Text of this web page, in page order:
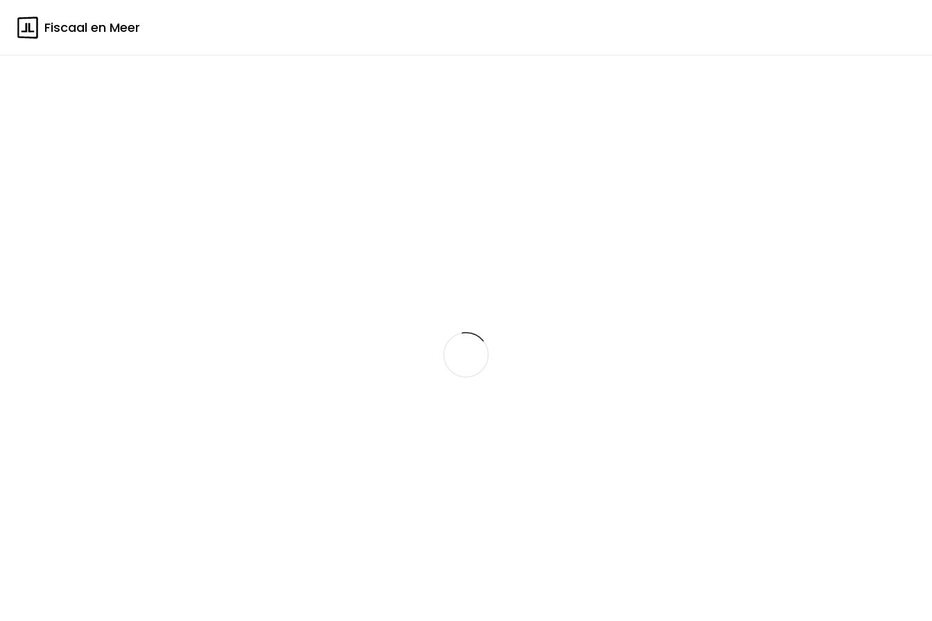
Fiscaal en Meer